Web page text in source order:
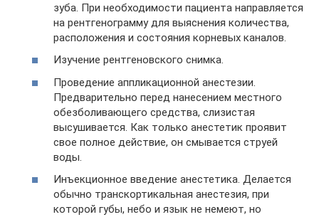
зуба. При необходимости пациента направляется
на рентгенограмму для выяснения количества,
расположения и состояния корневых каналов.
Изучение рентгеновского снимка.
Проведение аппликационной анестезии.
Предварительно перед нанесением местного
обезболивающего средства, слизистая
высушивается. Как только анестетик проявит
свое полное действие, он смывается струей
воды.
Инъекционное введение анестетика. Делается
обычно транскортикальная анестезия, при
которой губы, небо и язык не немеют, но